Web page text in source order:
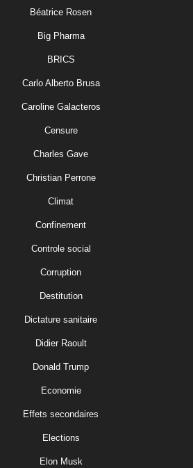
Béatrice Rosen
Big Pharma
BRICS
Carlo Alberto Brusa
Caroline Galacteros
Censure
Charles Gave
Christian Perrone
Climat
Confinement
Controle social
Corruption
Destitution
Dictature sanitaire
Didier Raoult
Donald Trump
Economie
Effets secondaires
Elections
Elon Musk